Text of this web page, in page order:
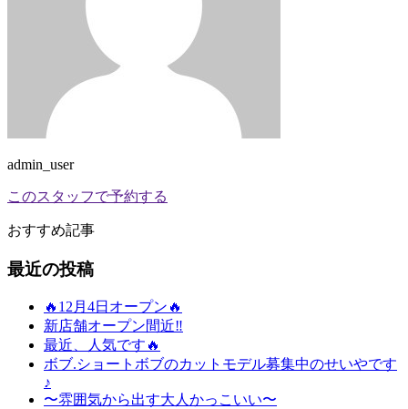
admin_user
このスタッフで予約する
おすすめ記事
最近の投稿
🔥12月4日オープン🔥
新店舗オープン間近‼️
最近、人気です🔥
ボブ.ショートボブのカットモデル募集中のせいやです
♪
〜雰囲気から出す大人かっこいい〜